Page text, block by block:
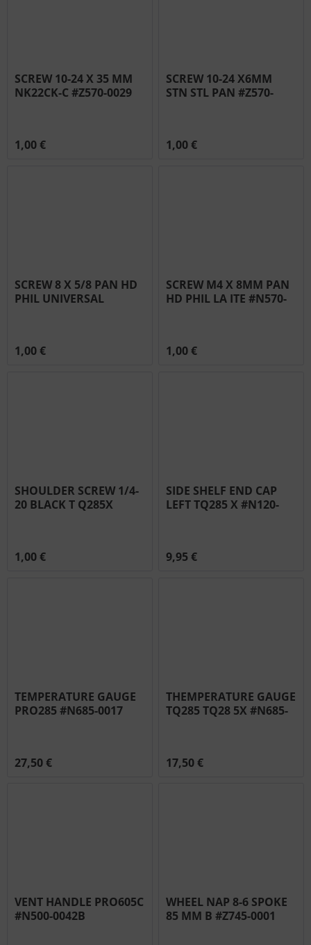
SCREW 10-24 X 35 MM
NK22CK-C #Z570-0029
1,00 €
SCREW 10-24 X6MM
STN STL PAN #Z570-
1,00 €
SCREW 8 X 5/8 PAN HD
PHIL UNIVERSAL
1,00 €
SCREW M4 X 8MM PAN
HD PHIL LA ITE #N570-
1,00 €
SHOULDER SCREW 1/4-
20 BLACK T Q285X
1,00 €
SIDE SHELF END CAP
LEFT TQ285 X #N120-
9,95 €
TEMPERATURE GAUGE
PRO285 #N685-0017
27,50 €
THEMPERATURE GAUGE
TQ285 TQ28 5X #N685-
17,50 €
VENT HANDLE PRO605C
#N500-0042B
WHEEL NAP 8-6 SPOKE
85 MM B #Z745-0001